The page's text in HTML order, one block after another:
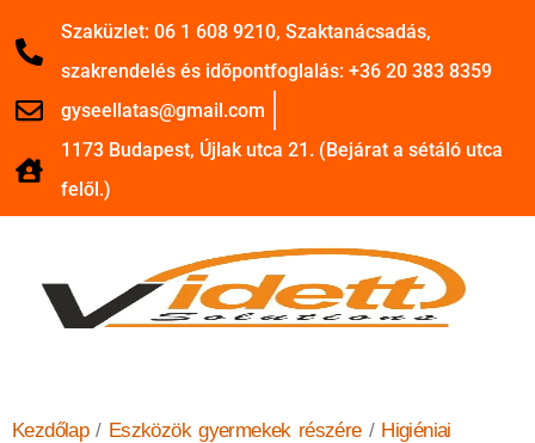
Szaküzlet: 06 1 608 9210, Szaktanácsadás,
szakrendelés és időpontfoglalás: +36 20 383 8359
gyseellatas@gmail.com
1173 Budapest, Újlak utca 21. (Bejárat a sétáló utca
felől.)
Kezdőlap/ Eszközök gyermekek részére/ Higiéniai